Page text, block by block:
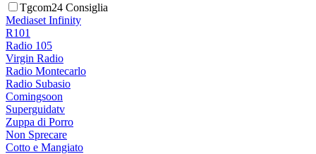
Tgcom24 Consiglia
Mediaset Infinity
R101
Radio 105
Virgin Radio
Radio Montecarlo
Radio Subasio
Comingsoon
Superguidatv
Zuppa di Porro
Non Sprecare
Cotto e Mangiato